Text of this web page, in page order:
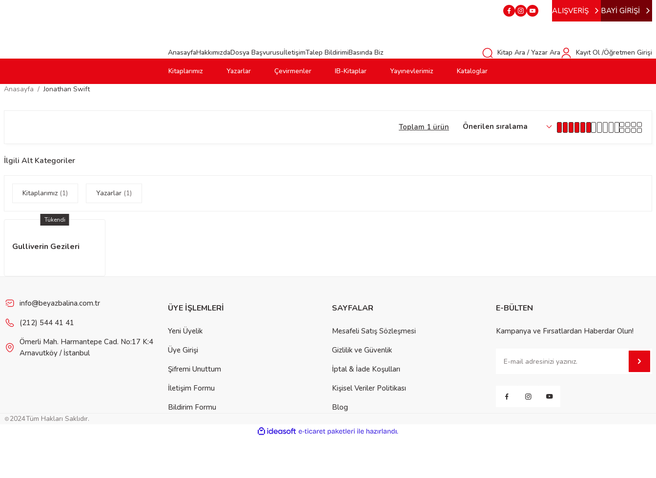
ALIŞVERİŞ BAYİ GİRİŞİ
AnasayfaHakkımızdaDosya BaşvurusuİletişimTalep BildirimiBasında Biz Kitap Ara / Yazar Ara
Kayıt Ol /Öğretmen Girişi
Kitaplarımız
Yazarlar Çevirmenler IB-Kitaplar Yayınevlerimiz
Kataloglar
Anasayfa
Jonathan Swift
Toplam 1 ürün
İlgili Alt Kategoriler
Kitaplarımız (1) Yazarlar (1)
Tükendi
Gulliverin Gezileri
info@beyazbalina.com.tr
(212) 544 41 41
Ömerli Mah. Harmantepe Cad. No:17 K:4
Arnavutköy / İstanbul
ÜYE İŞLEMLERİ
Yeni Üyelik
Üye Girişi
Şifremi Unuttum
İletişim Formu
Bildirim Formu
SAYFALAR
Mesafeli Satış Sözleşmesi
Gizlilik ve Güvenlik
İptal & İade Koşulları
Kişisel Veriler Politikası
Blog
E-BÜLTEN
Kampanya ve Fırsatlardan Haberdar Olun!
2024Tüm Hakları Saklıdır.
ideasoft
e-